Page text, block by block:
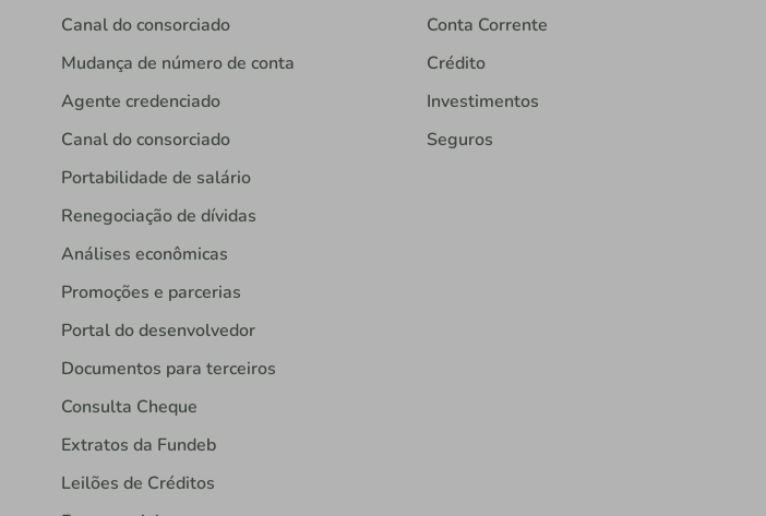
Canal do consorciado
Mudança de número de conta
Agente credenciado
Canal do consorciado
Portabilidade de salário
Renegociação de dívidas
Análises econômicas
Promoções e parcerias
Portal do desenvolvedor
Documentos para terceiros
Consulta Cheque
Extratos da Fundeb
Leilões de Créditos
Conta Corrente
Crédito
Investimentos
Seguros